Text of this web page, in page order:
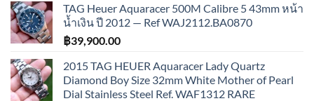
TAG Heuer Aquaracer 500M Calibre 5 43mm หน้า
น้ำเงิน ปี 2012 — Ref WAJ2112.BA0870
฿39,900.00
2015 TAG HEUER Aquaracer Lady Quartz
Diamond Boy Size 32mm White Mother of Pearl
Dial Stainless Steel Ref. WAF1312 RARE